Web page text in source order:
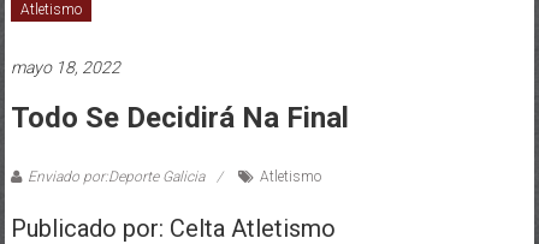
Atletismo
mayo 18, 2022
Todo Se Decidirá Na Final
Enviado por:Deporte Galicia Atletismo
Publicado por: Celta Atletismo